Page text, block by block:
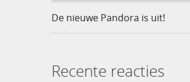
De nieuwe Pandora is uit!
Recente reacties